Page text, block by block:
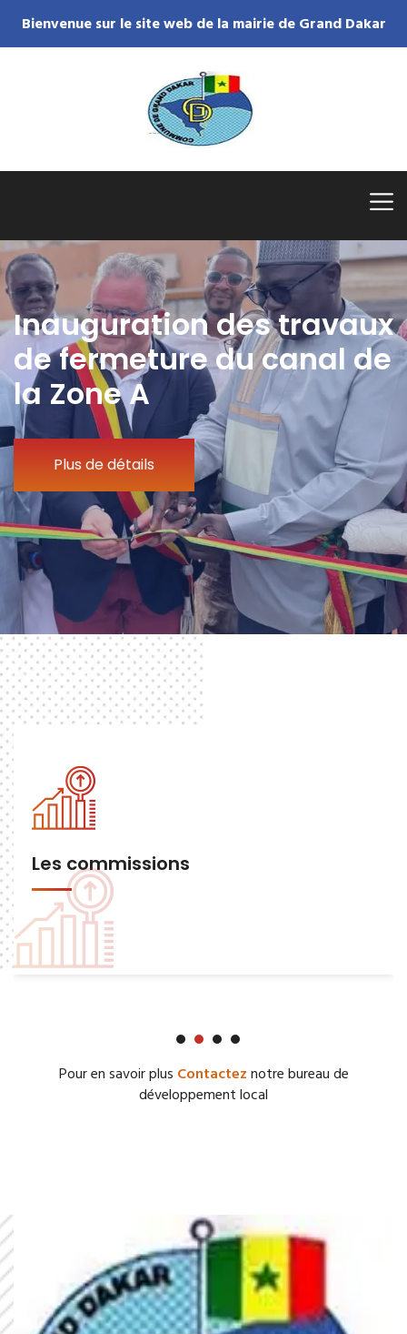
Bienvenue sur le site web de la mairie de Grand Dakar
Inauguration des travaux
de fermeture du canal de
la Zone A
Plus de détails
Les commissions
Pour en savoir plus Contacteznotre bureau de
développement local